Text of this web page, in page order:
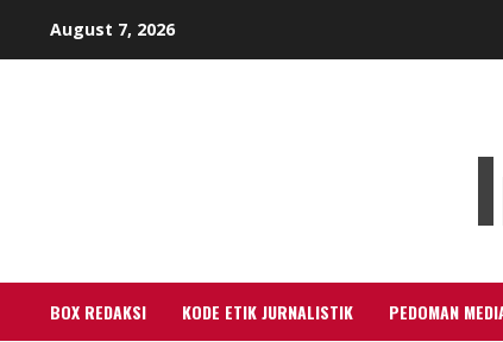
August 7, 2026
BOX REDAKSI KODE ETIK JURNALISTIK PEDOMAN